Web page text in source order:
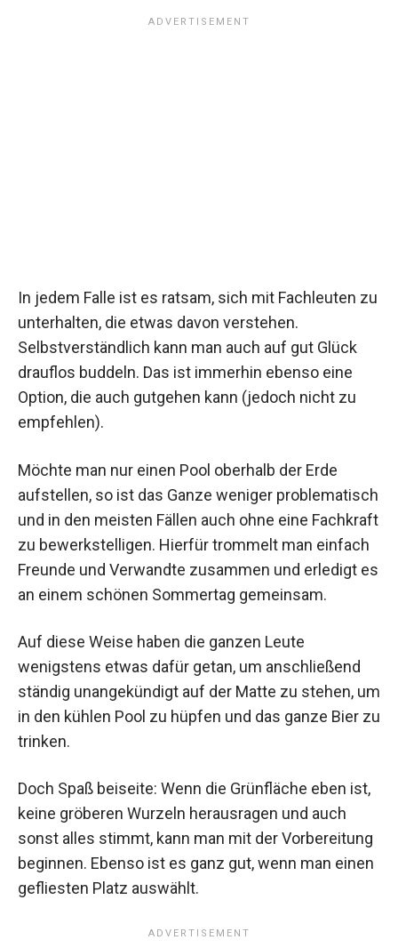
In jedem Falle ist es ratsam, sich mit Fachleuten zu
unterhalten, die etwas davon verstehen.
Selbstverständlich kann man auch auf gut Glück
drauflos buddeln. Das ist immerhin ebenso eine
Option, die auch gutgehen kann (jedoch nicht zu
empfehlen).
Möchte man nur einen Pool oberhalb der Erde
aufstellen, so ist das Ganze weniger problematisch
und in den meisten Fällen auch ohne eine Fachkraft
zu bewerkstelligen. Hierfür trommelt man einfach
Freunde und Verwandte zusammen und erledigt es
an einem schönen Sommertag gemeinsam.
Auf diese Weise haben die ganzen Leute
wenigstens etwas dafür getan, um anschließend
ständig unangekündigt auf der Matte zu stehen, um
in den kühlen Pool zu hüpfen und das ganze Bier zu
trinken.
Doch Spaß beiseite: Wenn die Grünfläche eben ist,
keine gröberen Wurzeln herausragen und auch
sonst alles stimmt, kann man mit der Vorbereitung
beginnen. Ebenso ist es ganz gut, wenn man einen
gefliesten Platz auswählt.